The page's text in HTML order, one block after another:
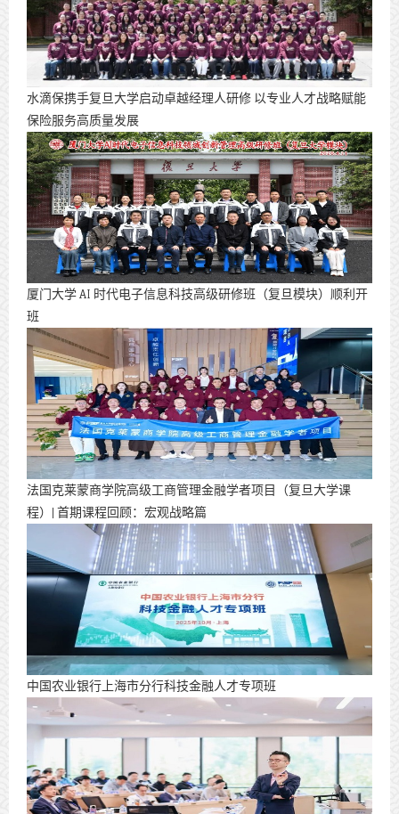
水滴保携手复旦大学启动卓越经理人研修 以专业人才战略赋能
保险服务高质量发展
厦门大学 AI 时代电子信息科技高级研修班（复旦模块）顺利开
班
法国克莱蒙商学院高级工商管理金融学者项目（复旦大学课
程）| 首期课程回顾：宏观战略篇
中国农业银行上海市分行科技金融人才专项班